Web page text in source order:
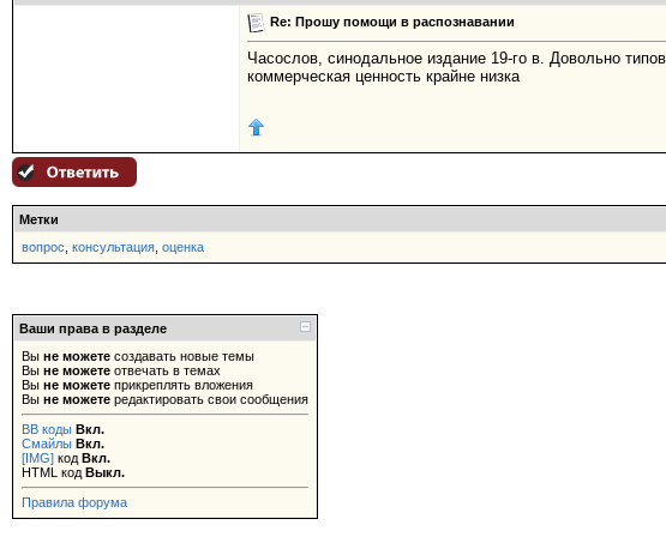
Re: Прошу помощи в распознавании
Часослов, синодальное издание 19-го в. Довольно
коммерческая ценность крайне низка
Метки
вопрос консультация оценка
Ваши права в разделе
Вы не можете создавать новые темы
Вы не можете отвечать в темах
Вы не можете прикреплять вложения
Вы не можете редактировать свои сообщения
BB коды Вкл.
Смайлы Вкл.
[IMG] код Вкл.
HTML код Выкл.
Правила форума